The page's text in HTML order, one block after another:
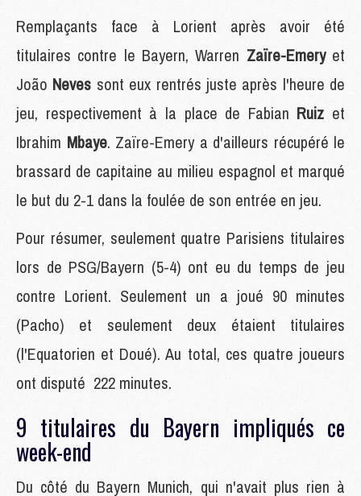
Remplaçants face à Lorient après avoir été
titulaires contre le Bayern, Warren Zaïre-Emeryet
João Neves sont eux rentrés juste après l'heure de
jeu, respectivement à la place de Fabian Ruiz et
Ibrahim Mbaye. Zaïre-Emery a d'ailleurs récupéré le
brassard de capitaine au milieu espagnol et marqué
le but du 2-1 dans la foulée de son entrée en jeu.
Pour résumer, seulement quatre Parisiens titulaires
lors de PSG/Bayern (5-4) ont eu du temps de jeu
contre Lorient. Seulement un a joué 90 minutes
(Pacho) et seulement deux étaient titulaires
(l'Equatorien et Doué). Au total, ces quatre joueurs
ont disputé 222 minutes.
9 titulaires du Bayern impliqués ce
week-end
Du côté du Bayern Munich, qui n'avait plus rien à